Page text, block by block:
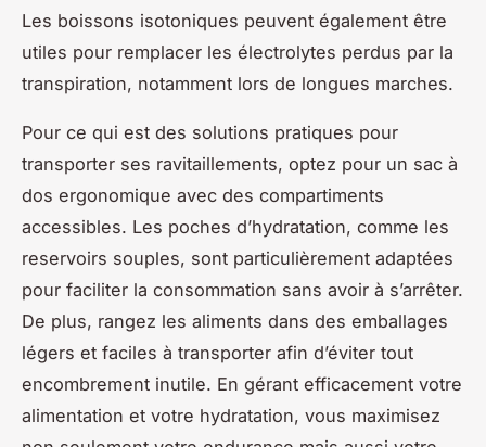
Les boissons isotoniques peuvent également être
utiles pour remplacer les électrolytes perdus par la
transpiration, notamment lors de longues marches.
Pour ce qui est des solutions pratiques pour
transporter ses ravitaillements, optez pour un sac à
dos ergonomique avec des compartiments
accessibles. Les poches d’hydratation, comme les
reservoirs souples, sont particulièrement adaptées
pour faciliter la consommation sans avoir à s’arrêter.
De plus, rangez les aliments dans des emballages
légers et faciles à transporter afin d’éviter tout
encombrement inutile. En gérant efficacement votre
alimentation et votre hydratation, vous maximisez